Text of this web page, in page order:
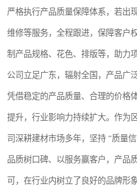
严格执行产品质量保障体系，若出
维修等服务，全程跟进，保障客户
制产品规格、花色、排版等，助力
公司立足广东，辐射全国，产品广
凭借稳定的产品质量、合理的价格
提升，行业影响力持续扩大。作为
司深耕建材市场多年，坚持 “质量
品质树口碑、以服务赢客户，产品
可，在行业内树立了良好的品牌形